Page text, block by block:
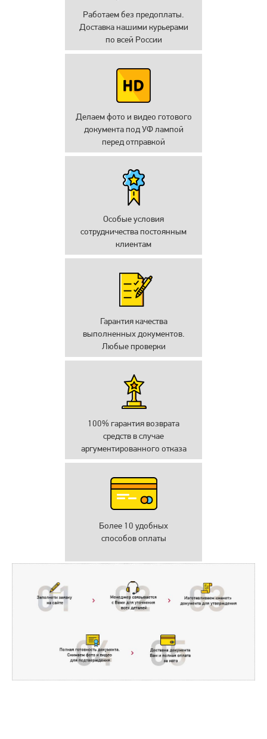
Работаем без предоплаты.
Доставка нашими курьерами
по всей России
Делаем фото и видео готового
документа под УФ лампой
перед отправкой
Особые условия
сотрудничества постоянным
клиентам
Гарантия качества
выполненных документов.
Любые проверки
100% гарантия возврата
средств в случае
аргументированного отказа
Более 10 удобных
способов оплаты